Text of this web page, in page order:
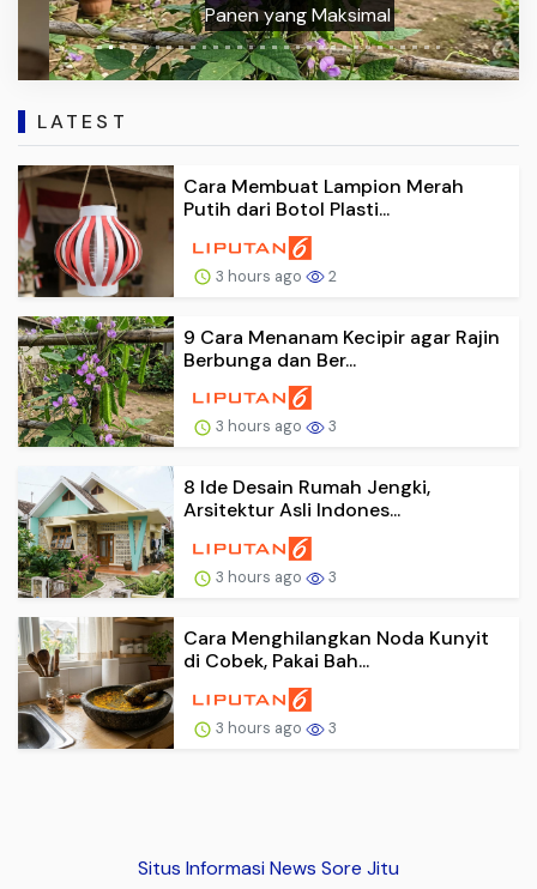
Panen yang Maksimal
LATEST
Cara Membuat Lampion Merah
Putih dari Botol Plasti...
3 hours ago 2
9 Cara Menanam Kecipir agar Rajin
Berbunga dan Ber...
3 hours ago 3
8 Ide Desain Rumah Jengki,
Arsitektur Asli Indones...
3 hours ago 3
Cara Menghilangkan Noda Kunyit
di Cobek, Pakai Bah...
3 hours ago 3
Situs Informasi News Sore Jitu